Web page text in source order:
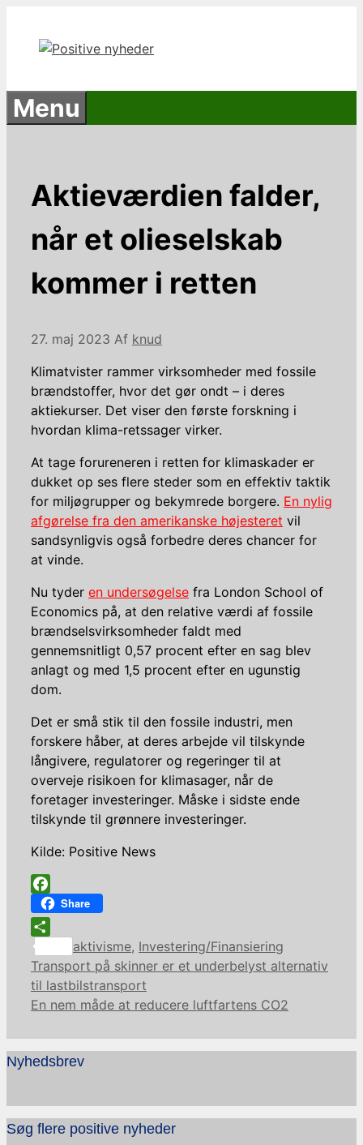
indhold
Menu
Aktieværdien falder,
når et olieselskab
kommer i retten
27. maj 2023 Af knud
Klimatvister rammer virksomheder med fossile
brændstoffer, hvor det gør ondt – i deres
aktiekurser. Det viser den første forskning i
hvordan klima-retssager virker.
At tage forureneren i retten for klimaskader er
dukket op ses flere steder som en effektiv taktik
for miljøgrupper og bekymrede borgere. En nylig
afgørelse fra den amerikanske højesteret vil
sandsynligvis også forbedre deres chancer for
at vinde.
Nu tyder en undersøgelse fra London School of
Economics på, at den relative værdi af fossile
brændselsvirksomheder faldt med
gennemsnitligt 0,57 procent efter en sag blev
anlagt og med 1,5 procent efter en ugunstig
dom.
Det er små stik til den fossile industri, men
forskere håber, at deres arbejde vil tilskynde
långivere, regulatorer og regeringer til at
overveje risikoen for ​​klimasager, når de
foretager investeringer. Måske i sidste ende
tilskynde til grønnere investeringer.
Kilde: Positive News
Facebook
Share
Share
Kategorier
aktivisme, Investering/Finansiering
Transport på skinner er et underbelyst alternativ
til lastbilstransport
En nem måde at reducere luftfartens CO2
Nyhedsbrev
Søg flere positive nyheder